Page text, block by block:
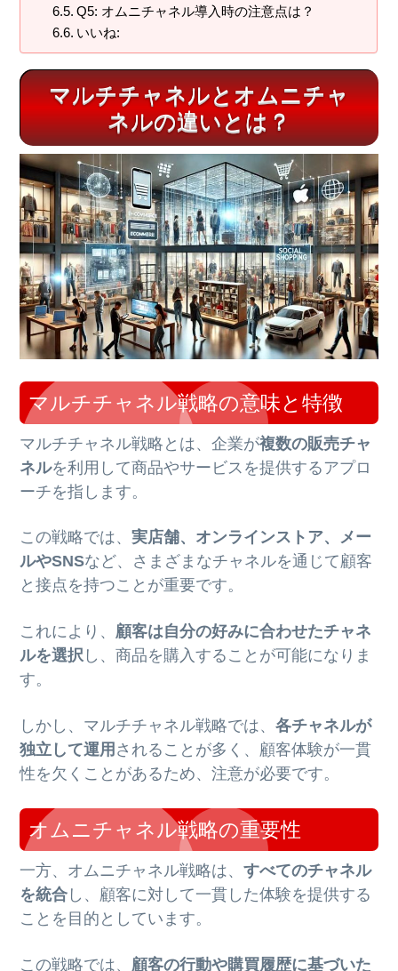
Q5: オムニチャネル導入時の注意点は？
いいね:
マルチチャネルとオムニチャ
ネルの違いとは？
マルチチャネル戦略の意味と特徴
マルチチャネル戦略とは、企業が複数の販売チャ
ネルを利用して商品やサービスを提供するアプロ
ーチを指します。
この戦略では、実店舗、オンラインストア、メー
ルやSNSなど、さまざまなチャネルを通じて顧客
と接点を持つことが重要です。
これにより、 顧客は自分の好みに合わせたチャネ
ルを選択 し、商品を購入することが可能になりま
す。
しかし、マルチチャネル戦略では、各チャネルが
独立して運用 されることが多く、顧客体験が一貫
性を欠くことがあるため、注意が必要です。
オムニチャネル戦略の重要性
一方、オムニチャネル戦略は、すべてのチャネル
を統合 し、顧客に対して一貫した体験を提供する
ことを目的としています。
この戦略では、 顧客の行動や購買履歴に基づいた